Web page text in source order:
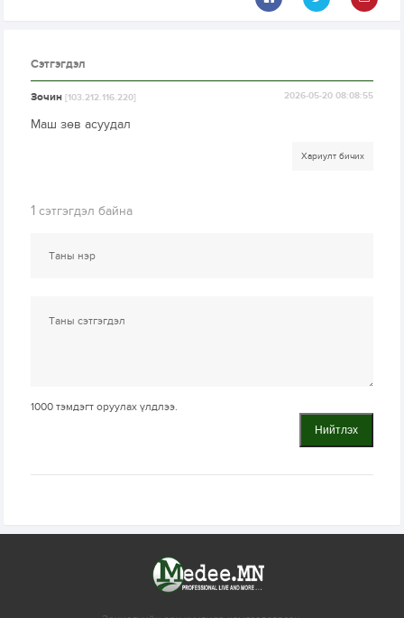
Сэтгэгдэл
Зочин[103.212.116.220] 2026-05-20 08:08:55
Маш зөв асуудал
Хариулт бичих
1 сэтгэгдэл байна
1000 тэмдэгт оруулах үлдлээ.
Нийтлэх